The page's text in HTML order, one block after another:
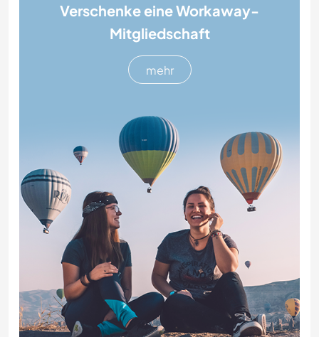
Verschenke eine Workaway-
Mitgliedschaft
mehr